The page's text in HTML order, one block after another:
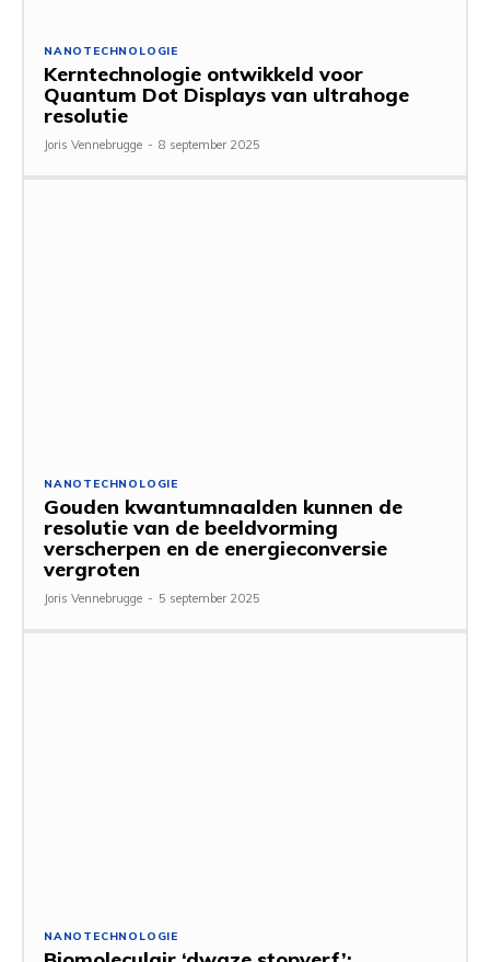
NANOTECHNOLOGIE
Kerntechnologie ontwikkeld voor
Quantum Dot Displays van ultrahoge
resolutie
Joris Vennebrugge - 8 september 2025
NANOTECHNOLOGIE
Gouden kwantumnaalden kunnen de
resolutie van de beeldvorming
verscherpen en de energieconversie
vergroten
Joris Vennebrugge - 5 september 2025
NANOTECHNOLOGIE